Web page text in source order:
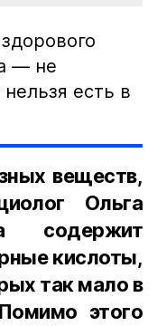
— не
есть в
веществ,
Ольга
кислоты,
так мало в
этого